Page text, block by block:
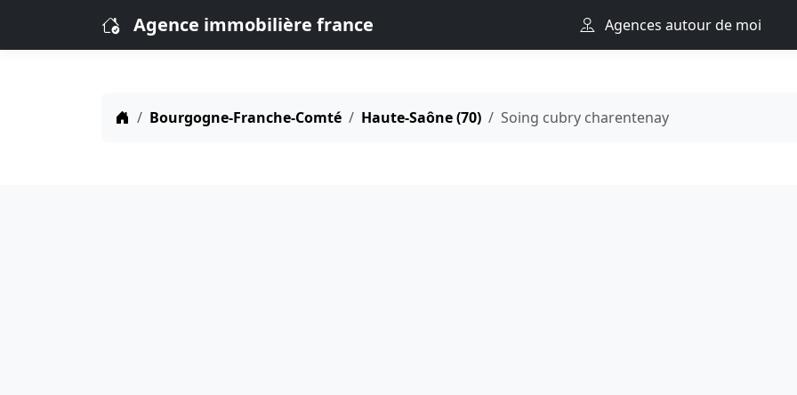
Agence immobilière france Agences autour de moi
Bourgogne-Franche-Comté Haute-Saône (70) Soing cubry charentenay